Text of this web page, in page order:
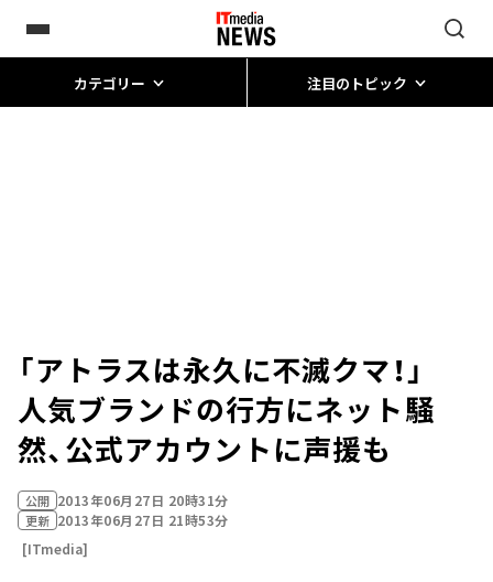
カテゴリー 注目のトピック
「アトラスは永久に不滅クマ！」
人気ブランドの行方にネット騒
然、公式アカウントに声援も
公開 2013年06月27日 20時31分
更新 2013年06月27日 21時53分
[ITmedia]